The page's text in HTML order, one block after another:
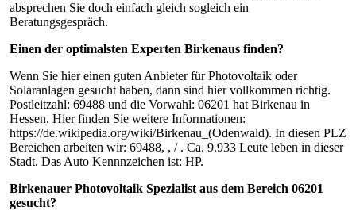
absprechen Sie doch einfach gleich sogleich ein
Beratungsgespräch.
Einen der optimalsten Experten Birkenaus finden?
Wenn Sie hier einen guten Anbieter für Photovoltaik oder
Solaranlagen gesucht haben, dann sind hier vollkommen richtig.
Postleitzahl: 69488 und die Vorwahl: 06201 hat Birkenau in
Hessen. Hier finden Sie weitere Informationen:
https://de.wikipedia.org/wiki/Birkenau_(Odenwald). In diesen PLZ
Bereichen arbeiten wir: 69488, , / . Ca. 9.933 Leute leben in dieser
Stadt. Das Auto Kennnzeichen ist: HP.
Birkenauer Photovoltaik Spezialist aus dem Bereich 06201
gesucht?